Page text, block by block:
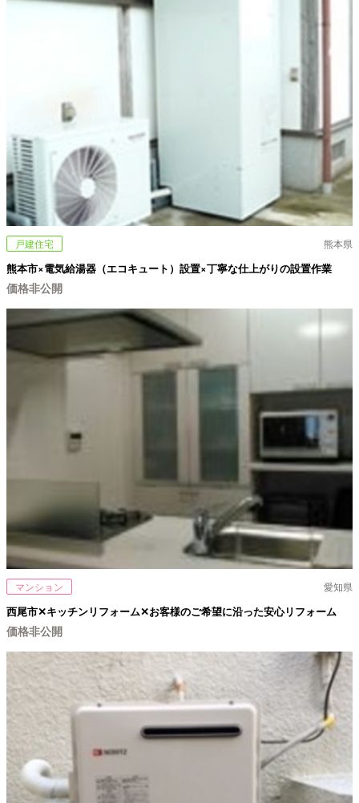
戸建住宅 熊本県
熊本市×電気給湯器（エコキュート）設置×丁寧な仕上がりの設置作業
価格非公開
マンション 愛知県
西尾市✕キッチンリフォーム✕お客様のご希望に沿った安心リフォーム
価格非公開